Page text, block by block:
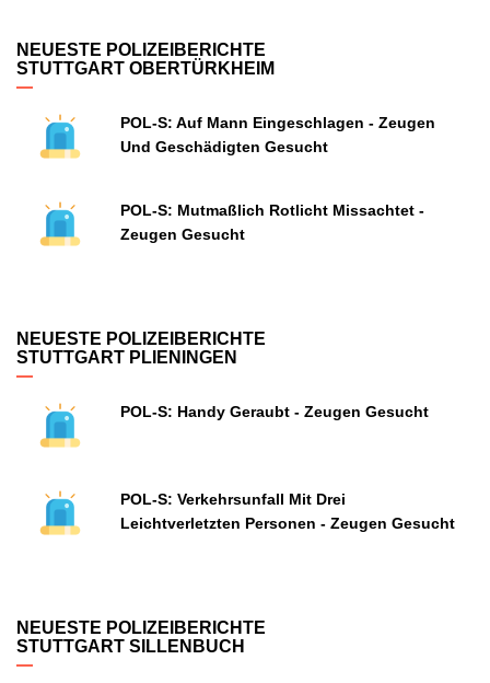
NEUESTE POLIZEIBERICHTE
STUTTGART OBERTÜRKHEIM
POL-S: Auf Mann Eingeschlagen - Zeugen
Und Geschädigten Gesucht
POL-S: Mutmaßlich Rotlicht Missachtet -
Zeugen Gesucht
NEUESTE POLIZEIBERICHTE
STUTTGART PLIENINGEN
POL-S: Handy Geraubt - Zeugen Gesucht
POL-S: Verkehrsunfall Mit Drei
Leichtverletzten Personen - Zeugen Gesucht
NEUESTE POLIZEIBERICHTE
STUTTGART SILLENBUCH